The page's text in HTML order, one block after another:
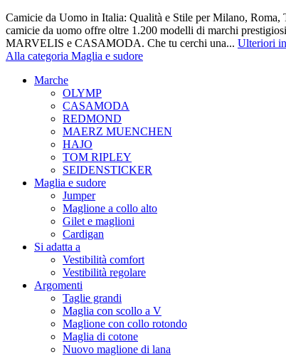
Camicie da Uomo in Italia: Qualità e Stile per Milano, Roma,
camicie da uomo offre oltre 1.200 modelli di marchi
MARVELIS e CASAMODA. Che tu cerchi una... Ulteriori
Alla categoria Maglia e sudore
Marche
OLYMP
CASAMODA
REDMOND
MAERZ MUENCHEN
HAJO
TOM RIPLEY
SEIDENSTICKER
Maglia e sudore
Jumper
Maglione a collo alto
Gilet e maglioni
Cardigan
Si adatta a
Vestibilità comfort
Vestibilità regolare
Argomenti
Taglie grandi
Maglia con scollo a V
Maglione con collo rotondo
Maglia di cotone
Nuovo maglione di lana